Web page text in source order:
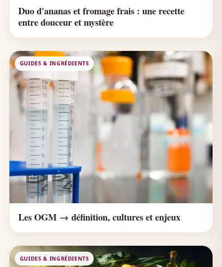
Duo d'ananas et fromage frais : une recette
entre douceur et mystère
GUIDES & INGRÉDIENTS
Les OGM → définition, cultures et enjeux
GUIDES & INGRÉDIENTS